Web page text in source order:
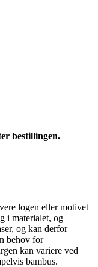
bestillingen.
logen eller motivet
i materialet, og
og kan derfor
behov for
kan variere ved
bambus.